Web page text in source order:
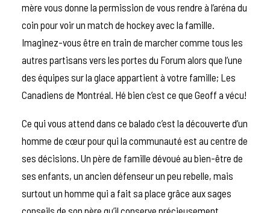
mère vous donne la permission de vous rendre à l’aréna du
coin pour voir un match de hockey avec la famille.
Imaginez-vous être en train de marcher comme tous les
autres partisans vers les portes du Forum alors que l’une
des équipes sur la glace appartient à votre famille; Les
Canadiens de Montréal. Hé bien c’est ce que Geoff a vécu!
Ce qui vous attend dans ce balado c’est la découverte d’un
homme de cœur pour qui la communauté est au centre de
ses décisions. Un père de famille dévoué au bien-être de
ses enfants, un ancien défenseur un peu rebelle, mais
surtout un homme qui a fait sa place grâce aux sages
conseils de son père qu’il conserve précieusement.